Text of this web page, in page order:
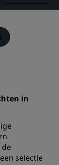
in
selectie